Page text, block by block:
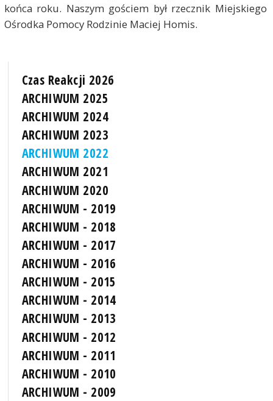
końca roku. Naszym gościem był rzecznik Miejskiego
Ośrodka Pomocy Rodzinie Maciej Homis.
Czas Reakcji 2026
ARCHIWUM 2025
ARCHIWUM 2024
ARCHIWUM 2023
ARCHIWUM 2022
ARCHIWUM 2021
ARCHIWUM 2020
ARCHIWUM - 2019
ARCHIWUM - 2018
ARCHIWUM - 2017
ARCHIWUM - 2016
ARCHIWUM - 2015
ARCHIWUM - 2014
ARCHIWUM - 2013
ARCHIWUM - 2012
ARCHIWUM - 2011
ARCHIWUM - 2010
ARCHIWUM - 2009